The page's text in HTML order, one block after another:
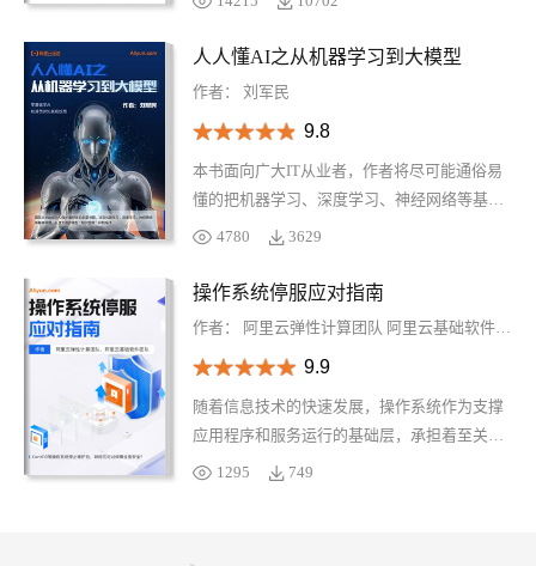
产品体系、安全合规等内容，覆盖人工智能与
及重点产品，全方位了解阿里云产品体系。
人人懂AI之从机器学习到大模型
作者： 刘军民
9.8
本书面向广大IT从业者，作者将尽可能通俗易
懂的把机器学习、深度学习、神经网络等基本
原理讲解清楚，并分享大语言模型、知识库等
识茧房”问题及解法。期望本书能成为AI技术爱
感而发：“原来AI是这么回事”，且能自己动手
实践，构建自己的AI应用。
4780 3629
操作系统停服应对指南
作者： 阿里云弹性计算团队 阿里云基础软件团队
9.9
随着信息技术的快速发展，操作系统作为支撑
应用程序和服务运行的基础层，承担着至关重
要的角色。然而，操作系统和其他软件系统类
1295 749